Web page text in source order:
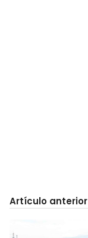
Artículo anterior